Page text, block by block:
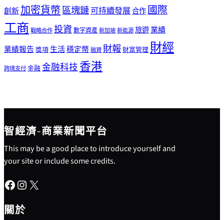
創新加密貨幣區塊鏈可持續發展合作國際
工商戰略合作投資數字資產新加坡新能源旅遊業績
業績報告獎項生活穩定幣融資財報 財富管理財經
跨境支付金融 金融科技香港
智經濟-商業新聞平台
This may be a good place to introduce yourself and
your site or include some credits.
Facebook Instagram X
關於